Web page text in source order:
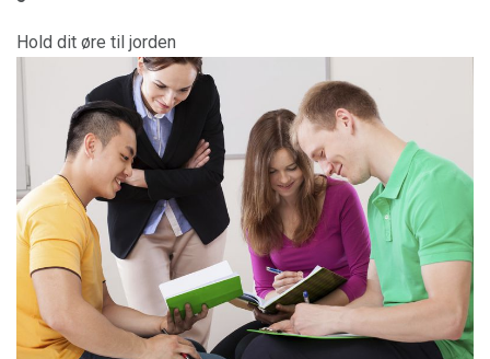
Hold dit øre til jorden